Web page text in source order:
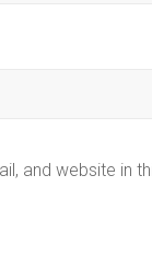
and website in